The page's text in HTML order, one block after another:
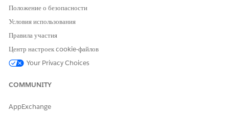
Положение о безопасности
Условия использования
Правила участия
Центр настроек cookie-файлов
Your Privacy Choices
COMMUNITY
AppExchange